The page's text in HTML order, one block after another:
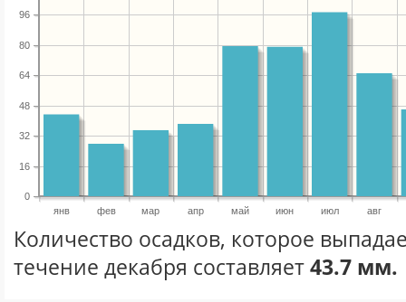
янв фев мар апр май июн июл авг
0
16
32
48
64
80
96
Количество осадков, которое
течение декабря составляет43.7 мм.